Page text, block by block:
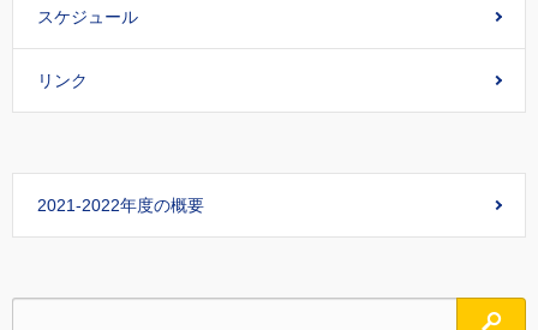
スケジュール
リンク
2021-2022年度の概要
検索